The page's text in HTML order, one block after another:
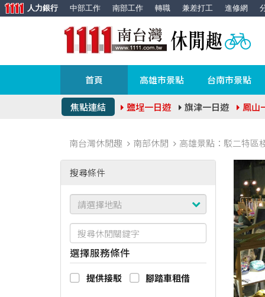
人力銀行 中部工作 南部工作 轉職 兼差打工 進修網
首頁 高雄市景點 台南市景點
焦點連結 鹽埕一日遊 旗津一日遊 鳳山
南台灣休閒趣 南部休閒 高雄景點：駁二特區
搜尋條件
選擇服務條件
提供接駁 腳踏車租借